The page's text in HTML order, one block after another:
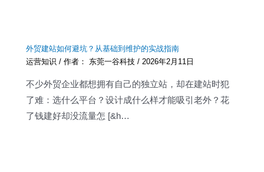
外贸建站如何避坑？从基础到维护的实战指南
运营知识 / 作者： 东莞一谷科技/2026年2月11日
不少外贸企业都想拥有自己的独立站，却在建站时犯
了难：选什么平台？设计成什么样才能吸引老外？花
了钱建好却没流量怎 [&h…